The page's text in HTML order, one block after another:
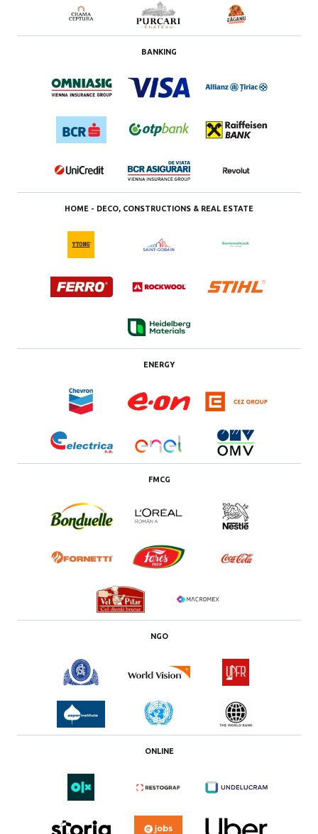
BANKING
HOME - DECO, CONSTRUCTIONS & REAL ESTATE
ENERGY
FMCG
NGO
ONLINE